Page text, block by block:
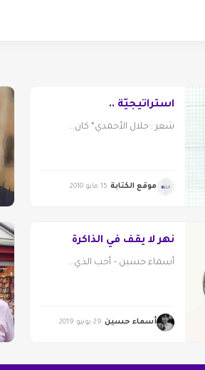
استراتيجيّة ..
شعر : جلال الأحمدي* كان...
موقع الكتابة 15 مايو 2010
نهر لا يقف في الذاكرة
أسماء حسين – أحب الذي...
أسماء حسين 29 يونيو 2019